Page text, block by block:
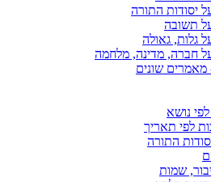
יסודות התורה
תשובה
גלות, גאולה
חברה, מדינה, מלחמה
מאמרים שונים
נושא
לפי תאריך
התורה
שמות